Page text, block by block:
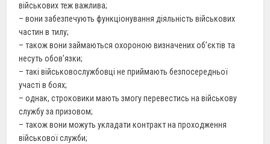
військових теж важлива;
– вони забезпечують функціонування діяльність військових
частин в тилу;
– також вони займаються охороною визначених об’єктів та
несуть обов’язки;
– такі військовослужбовці не приймають безпосередньої
участі в боях;
– однак, строковики мають змогу перевестись на військову
службу за призовом;
– також вони можуть укладати контракт на проходження
військової служби;